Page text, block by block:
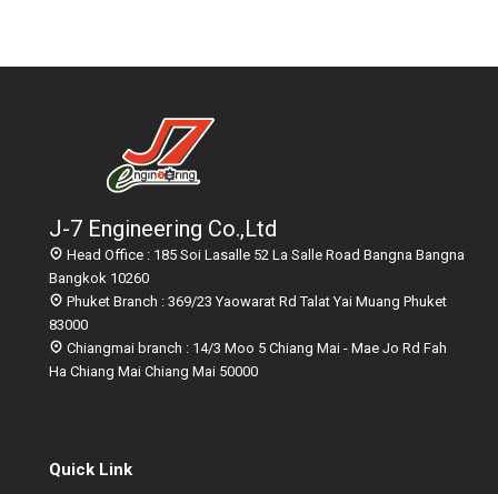
J-7 Engineering Co.,Ltd
Head Office : 185 Soi Lasalle 52 La Salle Road Bangna Bangna
Bangkok 10260
Phuket Branch : 369/23 Yaowarat Rd Talat Yai Muang Phuket
83000
Chiangmai branch : 14/3 Moo 5 Chiang Mai - Mae Jo Rd Fah
Ha Chiang Mai Chiang Mai 50000
Quick Link